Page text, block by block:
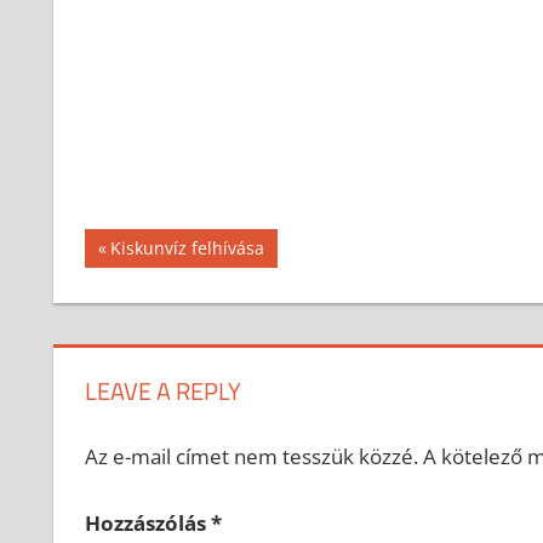
Bejegyzés
navigáció
Previous
Kiskunvíz felhívása
LEAVE A REPLY
Az e-mail címet nem tesszük közzé.A kötelező
Hozzászólás*